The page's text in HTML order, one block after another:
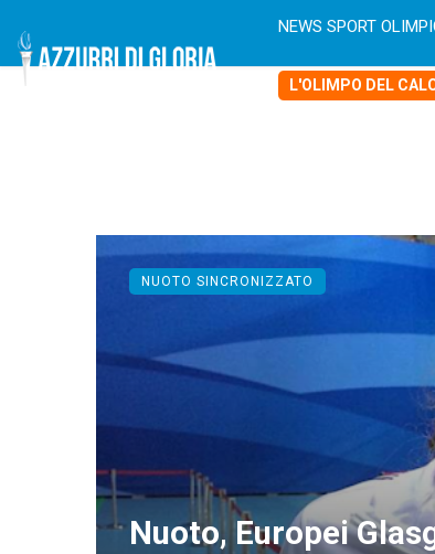
NEWS SPORT
L'OLIMPO DEL
Nuoto, Europei
NUOTO SINCRONIZZATO